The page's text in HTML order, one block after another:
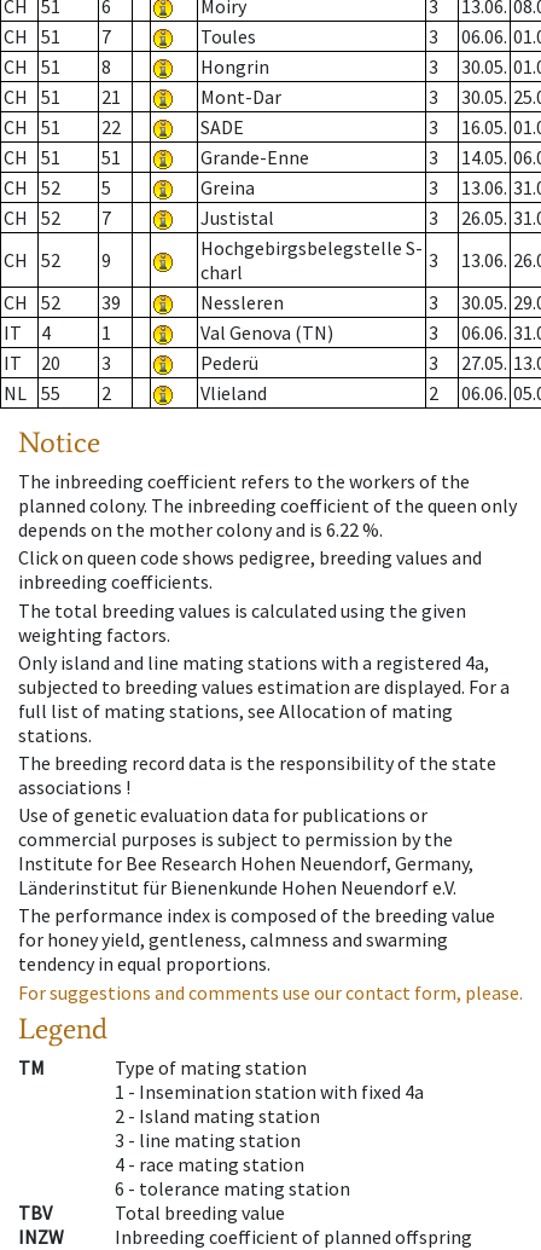
CH 51 6 Moiry 3 13.06.
CH
51 7 Toules 3 06.06.
CH
51 8 Hongrin 3 30.05.
CH
51 21 Mont-Dar 3 30.05.
CH
51 22 SADE 3 16.05.
CH
51 51 Grande-Enne 3 14.05.
CH
52 5 Greina 3 13.06.
CH
52 7 Justistal 3 26.05.
CH
52 9
Hochgebirgsbelegstelle S-
charl
3 13.06.
CH
52 39 Nessleren 3 30.05.
IT
4 1 Val Genova (TN) 3 06.06.
IT
20 3 Pederü 3 27.05.
NL 55 2 Vlieland 2 06.06.
Notice
The inbreeding coefficient refers to the workers of the
planned colony. The inbreeding coefficient of the queen only
depends on the mother colony and is 6.22 %.
Click on queen code shows pedigree, breeding values and
inbreeding coefficients.
The total breeding values is calculated using the given
weighting factors.
Only island and line mating stations with a registered 4a,
subjected to breeding values estimation are displayed. For a
full list of mating stations, see Allocation of mating
stations.
The breeding record data is the responsibility of the state
associations !
Use of genetic evaluation data for publications or
commercial purposes is subject to permission by the
Institute for Bee Research Hohen Neuendorf, Germany,
Länderinstitut für Bienenkunde Hohen Neuendorf e.V.
The performance index is composed of the breeding value
for honey yield, gentleness, calmness and swarming
tendency in equal proportions.
For suggestions and comments use our contact form, please.
Legend
TM
Type of mating station
1 - Insemination station with fixed 4a
2 - Island mating station
3 - line mating station
4 - race mating station
6 - tolerance mating station
TBV
Total breeding value
INZW
Inbreeding coefficient of planned offspring